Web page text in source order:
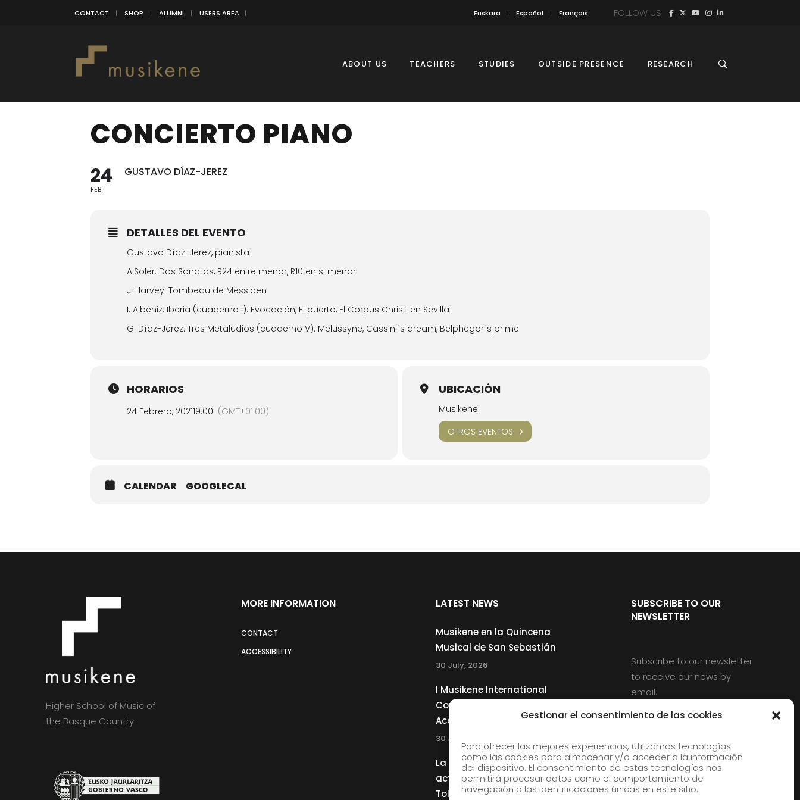
Gestionar el consentimiento de las cookies
Para ofrecer las mejores experiencias, utilizamos tecnologías
como las cookies para almacenar y/o acceder a la información
del dispositivo. El consentimiento de estas tecnologías nos
permitirá procesar datos como el comportamiento de
navegación o las identificaciones únicas en este sitio.
CONTACT SHOP ALUMNI USERS AREA Euskara Español Français FOLLOW US
ABOUT US TEACHERS STUDIES OUTSIDE PRESENCE RESEARCH
CONCIERTO PIANO
24
FEB
GUSTAVO DÍAZ-JEREZ
DETALLES DEL EVENTO
Gustavo Díaz-Jerez, pianista
A.Soler: Dos Sonatas, R24 en re menor, R10 en si menor
J. Harvey: Tombeau de Messiaen
I. Albéniz: Iberia (cuaderno I): Evocación, El puerto, El Corpus Christi en Sevilla
G. Díaz-Jerez: Tres Metaludios (cuaderno V): Melussyne, Cassini´s dream, Belphegor´s prime
HORARIOS
24 Febrero, 202119:00 (GMT+01:00)
UBICACIÓN
Musikene
OTROS EVENTOS
CALENDAR GOOGLECAL
Higher School of Music of
the Basque Country
MORE INFORMATION
CONTACT
ACCESSIBILITY
LATEST NEWS
Musikene en la Quincena
Musical de San Sebastián
30 July, 2026
I Musikene International
Competition for Young
Accordionists
30 July, 2026
La Musikene Big Band
actuará junto a Charles
Tolliver en el 61 Jazzaldia
SUBSCRIBE TO OUR
NEWSLETTER
Subscribe to our newsletter
to receive our news by
email.